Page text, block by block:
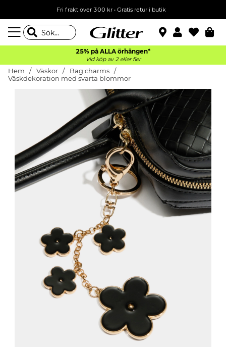
Fri frakt över 300 kr• Gratis retur i butik
25% på ALLA örhängen*
Vid köp av 2 eller fler
Hem Väskor
Bag charms
Väskdekoration med svarta blommor